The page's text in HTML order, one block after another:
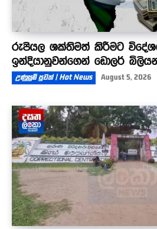
රුපියල ශක්තිමත් කිරීමට
ඉන්දියානුවන්ගෙන් ඩොලර්
උණුසුම් පුවත් | Hot News August 5, 2026